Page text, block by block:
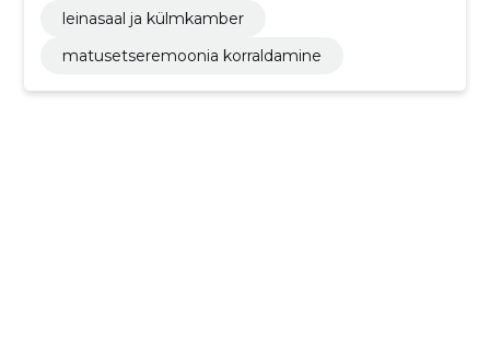
leinasaal ja külmkamber
matusetseremoonia korraldamine